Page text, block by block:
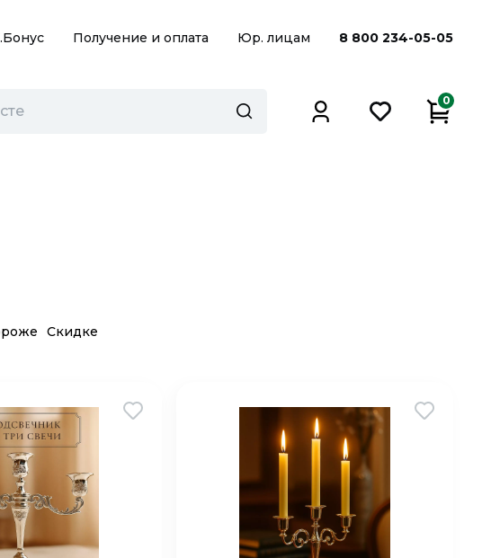
Получение и оплата Юр. лицам 8 800 234-05-05
0
Скидке